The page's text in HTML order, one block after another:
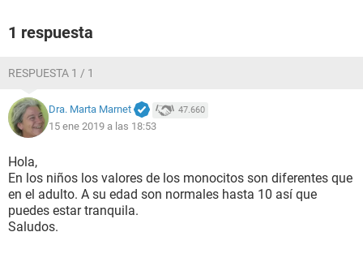
1 respuesta
RESPUESTA 1 / 1
Dra. Marta Marnet 47.660
15 ene 2019 a las 18:53
Hola,
En los niños los valores de los monocitos son diferentes que
en el adulto. A su edad son normales hasta 10 así que
puedes estar tranquila.
Saludos.